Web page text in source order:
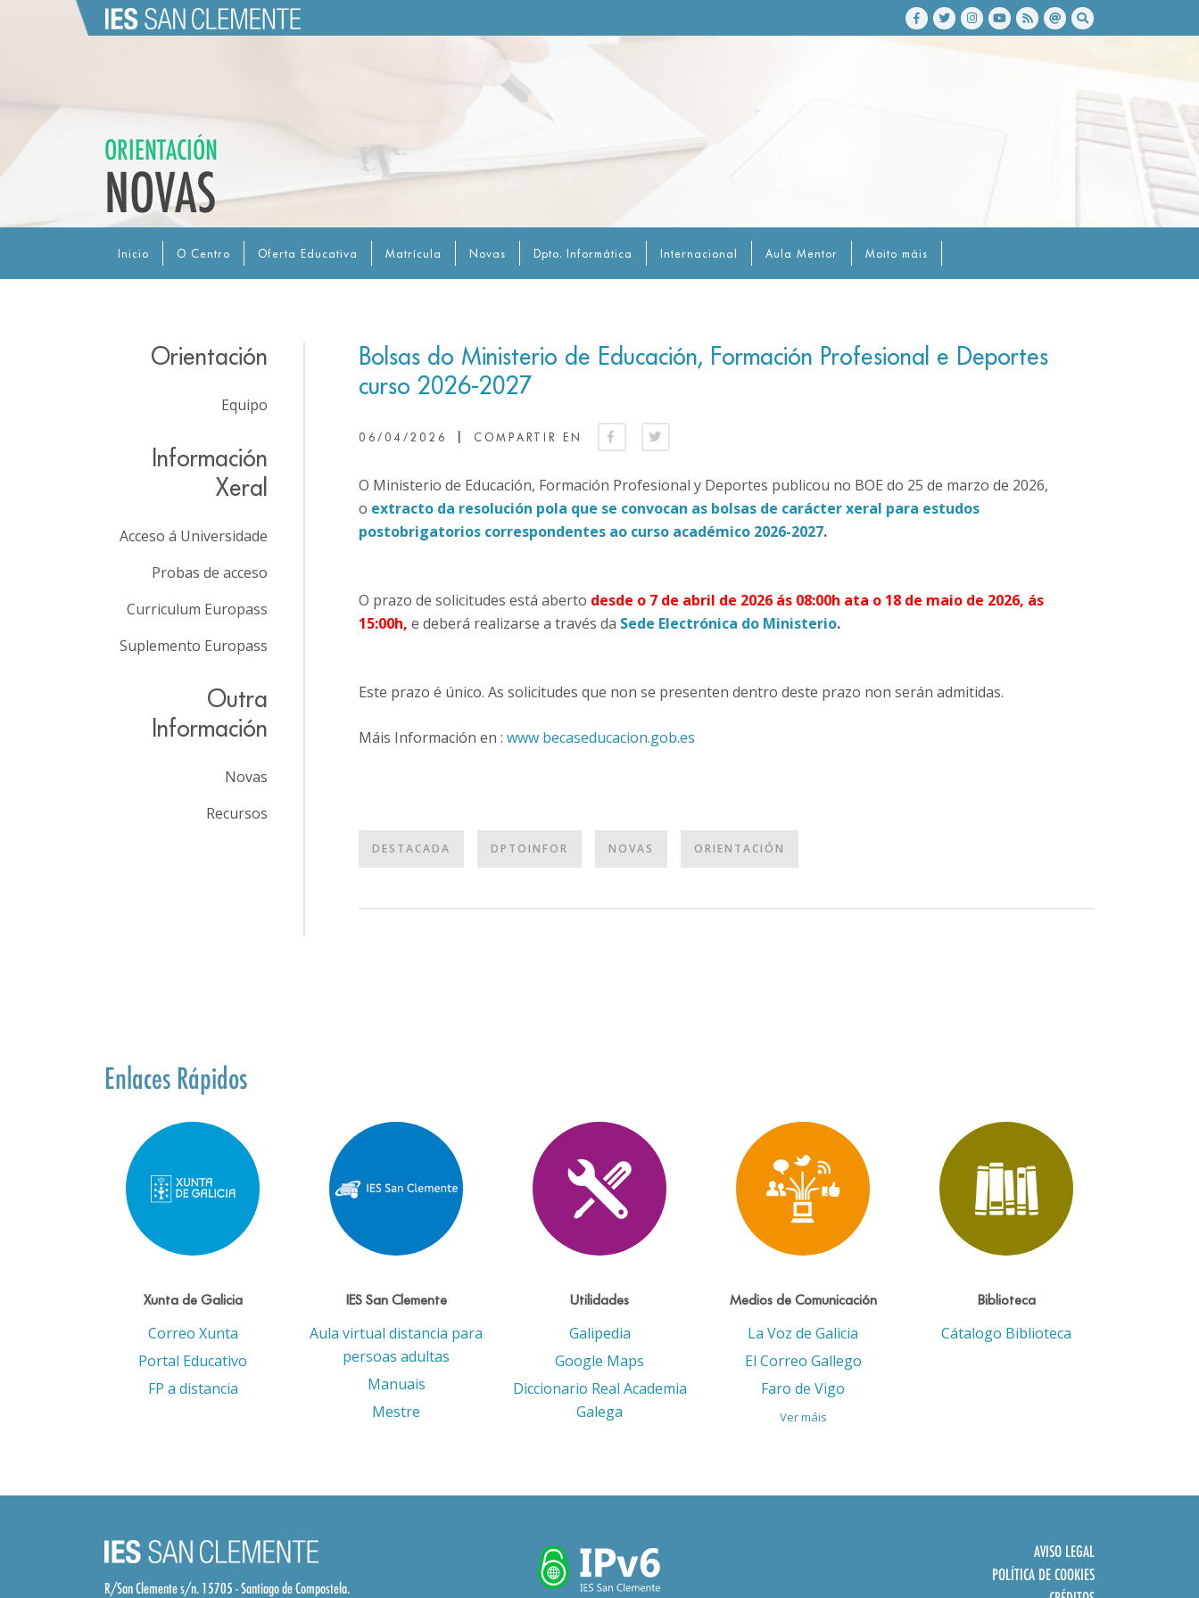
ORIENTACIÓN
NOVAS
Inicio O Centro Oferta Educativa Matrícula Novas Dpto. Informática Internacional Aula Mentor Moito máis
Bolsas do Ministerio de Educación, Formación Profesional e Deportes
curso 2026-2027
06/04/2026 COMPARTIR EN
O Ministerio de Educación, Formación Profesional y Deportes publicou no BOE do 25 de marzo de 2026,
o extracto da resolución pola que se convocan as bolsas de carácter xeral para estudos
postobrigatorios correspondentes ao curso académico 2026-2027.
O prazo de solicitudes está aberto desde o 7 de abril de 2026 ás 08:00h ata o 18 de maio de 2026, ás
15:00h, e deberá realizarse a través da Sede Electrónica do Ministerio.
Este prazo é único. As solicitudes que non se presenten dentro deste prazo non serán admitidas.
Máis Información en : www becaseducacion.gob.es
DESTACADA DPTOINFOR NOVAS ORIENTACIÓN
Orientación
Equipo
Información
Xeral
Acceso á Universidade
Probas de acceso
Curriculum Europass
Suplemento Europass
Outra
Información
Novas
Recursos
Enlaces Rápidos
Xunta de Galicia
Correo Xunta
Portal Educativo
FP a distancia
IES San Clemente
Aula virtual distancia para
persoas adultas
Manuais
Mestre
Utilidades
Galipedia
Google Maps
Diccionario Real Academia
Galega
Medios de Comunicación
La Voz de Galicia
El Correo Gallego
Faro de Vigo
Ver máis
Biblioteca
Cátalogo Biblioteca
R/San Clemente s/n. 15705 - Santiago de Compostela.
AVISO LEGAL
POLÍTICA DE COOKIES